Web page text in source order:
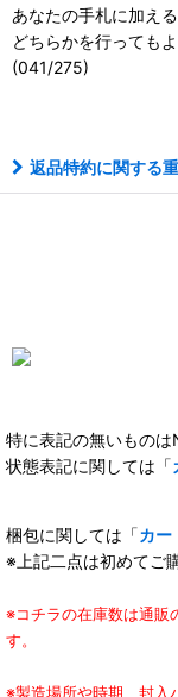
あなたの手札に加え
どちらかを行ってもよ
(041/275)
返品特約に関する
特に表記の無いものは
状態表記に関しては「
梱包に関しては「カー
※上記二点は初めてご
※コチラの在庫数は通販
す。
※製造場所や時期、封入